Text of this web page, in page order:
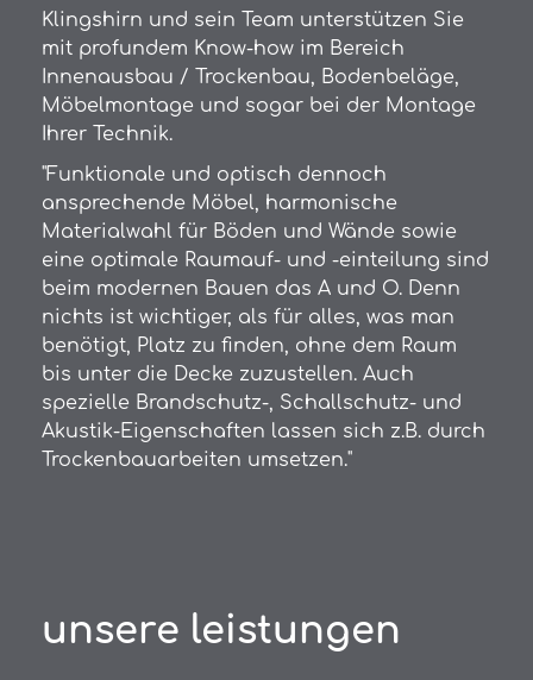
Klingshirn und sein Team unterstützen Sie
mit profundem Know-how im Bereich
Innenausbau / Trockenbau, Bodenbeläge,
Möbelmontage und sogar bei der Montage
Ihrer Technik.
"Funktionale und optisch dennoch
ansprechende Möbel, harmonische
Materialwahl für Böden und Wände sowie
eine optimale Raumauf- und -einteilung sind
beim modernen Bauen das A und O. Denn
nichts ist wichtiger, als für alles, was man
benötigt, Platz zu finden, ohne dem Raum
bis unter die Decke zuzustellen. Auch
spezielle Brandschutz-, Schallschutz- und
Akustik-Eigenschaften lassen sich z.B. durch
Trockenbauarbeiten umsetzen."
unsere leistungen